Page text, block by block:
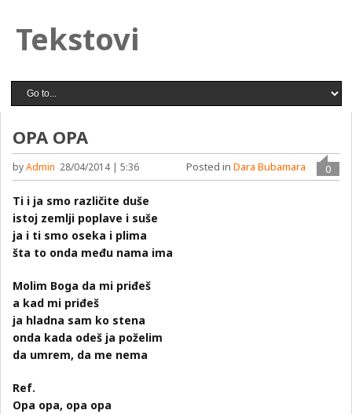
Tekstovi
OPA OPA
byAdmin 28/04/2014 | 5:36 0
Posted in Dara Bubamara
Ti i ja smo različite duše
istoj zemlji poplave i suše
ja i ti smo oseka i plima
šta to onda među nama ima
Molim Boga da mi priđeš
a kad mi priđeš
ja hladna sam ko stena
onda kada odeš ja poželim
da umrem, da me nema
Ref.
Opa opa, opa opa